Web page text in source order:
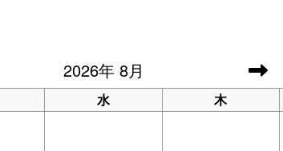
2026年 8月
水 木